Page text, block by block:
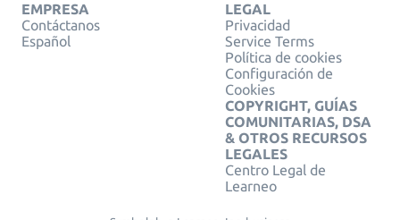
EMPRESA
Contáctanos
Español
LEGAL
Privacidad
Service Terms
Política de cookies
Configuración de
Cookies
COPYRIGHT, GUÍAS
COMUNITARIAS, DSA
& OTROS RECURSOS
LEGALES
Centro Legal de
Learneo